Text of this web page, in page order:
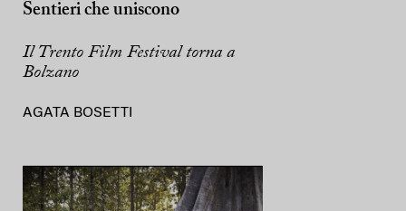
Sentieri che uniscono
Il Trento Film Festival torna a
Bolzano
AGATA BOSETTI